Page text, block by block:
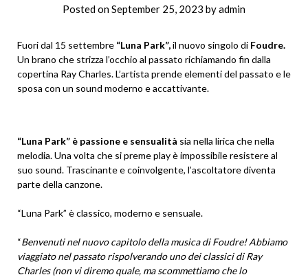
Posted onSeptember 25, 2023 byadmin
Fuori dal 15 settembre “Luna Park”,il nuovo singolo di Foudre.
Un brano che strizza l’occhio al passato richiamando fin dalla
copertina Ray Charles. L’artista prende elementi del passato e le
sposa con un sound moderno e accattivante.
“Luna Park” è passione e sensualità sia nella lirica che nella
melodia. Una volta che si preme play è impossibile resistere al
suo sound. Trascinante e coinvolgente, l’ascoltatore diventa
parte della canzone.
“Luna Park” è classico, moderno e sensuale.
“Benvenuti nel nuovo capitolo della musica di Foudre! Abbiamo
viaggiato nel passato rispolverando uno dei classici di Ray
Charles (non vi diremo quale, ma scommettiamo che lo